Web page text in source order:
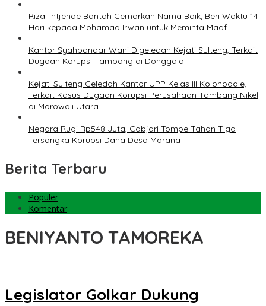
Rizal Intjenae Bantah Cemarkan Nama Baik, Beri Waktu 14
Hari kepada Mohamad Irwan untuk Meminta Maaf
Kantor Syahbandar Wani Digeledah Kejati Sulteng, Terkait
Dugaan Korupsi Tambang di Donggala
Kejati Sulteng Geledah Kantor UPP Kelas III Kolonodale,
Terkait Kasus Dugaan Korupsi Perusahaan Tambang Nikel
di Morowali Utara
Negara Rugi Rp548 Juta, Cabjari Tompe Tahan Tiga
Tersangka Korupsi Dana Desa Marana
Berita Terbaru
Populer
Komentar
BENIYANTO TAMOREKA
Legislator Golkar Dukung